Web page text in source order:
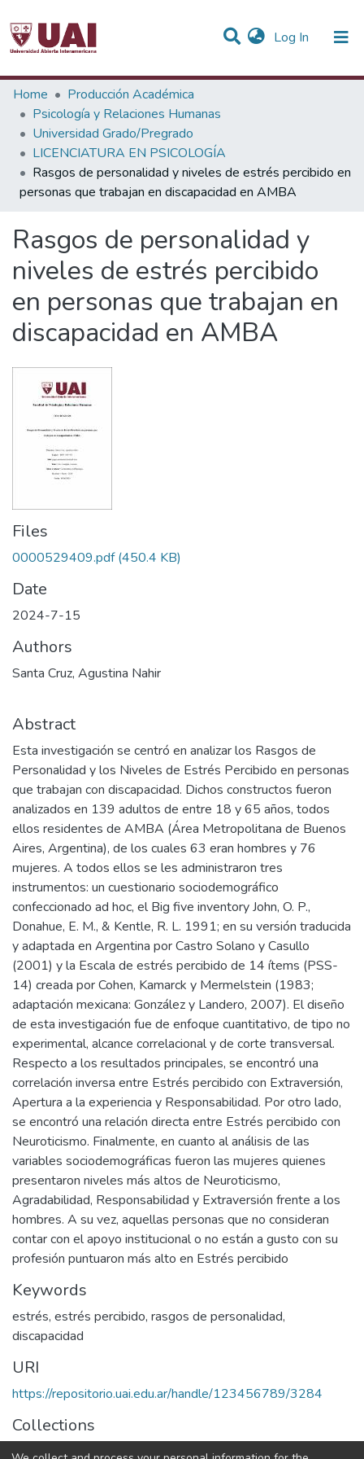
Log In (current)
Statistics
Communities & Collections
All of DSpace
Home
Producción Académica
Psicología y Relaciones Humanas
Universidad Grado/Pregrado
LICENCIATURA EN PSICOLOGÍA
Rasgos de personalidad y niveles de estrés percibido en
personas que trabajan en discapacidad en AMBA
Rasgos de personalidad y
niveles de estrés percibido
en personas que trabajan en
discapacidad en AMBA
Files
0000529409.pdf (450.4 KB)
Date
2024-7-15
Authors
Santa Cruz, Agustina Nahir
Abstract
Esta investigación se centró en analizar los Rasgos de
Personalidad y los Niveles de Estrés Percibido en personas
que trabajan con discapacidad. Dichos constructos fueron
analizados en 139 adultos de entre 18 y 65 años, todos
ellos residentes de AMBA (Área Metropolitana de Buenos
Aires, Argentina), de los cuales 63 eran hombres y 76
mujeres. A todos ellos se les administraron tres
instrumentos: un cuestionario sociodemográfico
confeccionado ad hoc, el Big five inventory John, O. P.,
Donahue, E. M., & Kentle, R. L. 1991; en su versión traducida
y adaptada en Argentina por Castro Solano y Casullo
(2001) y la Escala de estrés percibido de 14 ítems (PSS-
14) creada por Cohen, Kamarck y Mermelstein (1983;
adaptación mexicana: González y Landero, 2007). El diseño
de esta investigación fue de enfoque cuantitativo, de tipo no
experimental, alcance correlacional y de corte transversal.
Respecto a los resultados principales, se encontró una
correlación inversa entre Estrés percibido con Extraversión,
Apertura a la experiencia y Responsabilidad. Por otro lado,
se encontró una relación directa entre Estrés percibido con
Neuroticismo. Finalmente, en cuanto al análisis de las
variables sociodemográficas fueron las mujeres quienes
presentaron niveles más altos de Neuroticismo,
Agradabilidad, Responsabilidad y Extraversión frente a los
hombres. A su vez, aquellas personas que no consideran
contar con el apoyo institucional o no están a gusto con su
profesión puntuaron más alto en Estrés percibido
Keywords
estrés, estrés percibido, rasgos de personalidad,
discapacidad
URI
https://repositorio.uai.edu.ar/handle/123456789/3284
Collections
LICENCIATURA EN PSICOLOGÍA